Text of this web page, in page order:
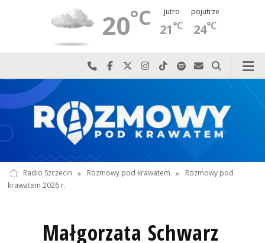
20°C jutro
21°C
pojutrze
24°C
Najlepiej po prostu do nas zadzwoń
Odwiedź nas na Facebook-u
Odwiedź nas na X
Odwiedź nas na Instagram-ie
Odwiedź nas na TikTok-u
Szukaj nas na Spotify
Wyślij do nas
Szukaj
Radio Szczecin » Rozmowy pod krawatem »
Rozmowy pod
krawatem 2026 r.
Małgorzata Schwarz